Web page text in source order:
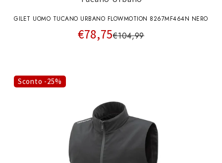
GILET UOMO TUCANO URBANO FLOWMOTION 8267MF464N NERO
€78,75€104,99
Sconto -25%